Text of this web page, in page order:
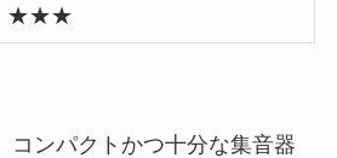
★★★
コンパクトかつ十分な集音器